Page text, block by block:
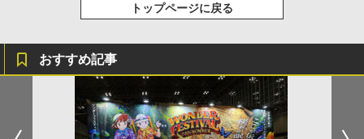
トップページに戻る
おすすめ記事